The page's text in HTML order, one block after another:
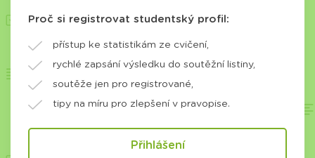
Proč si registrovat studentský profil:
přístup ke statistikám ze cvičení,
rychlé zapsání výsledku do soutěžní listiny,
soutěže jen pro registrované,
tipy na míru pro zlepšení v pravopise.
Přihlášení